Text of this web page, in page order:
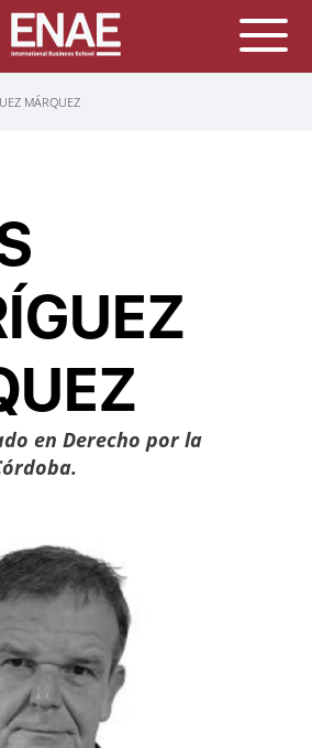
MÁRQUEZ
en Derecho por la